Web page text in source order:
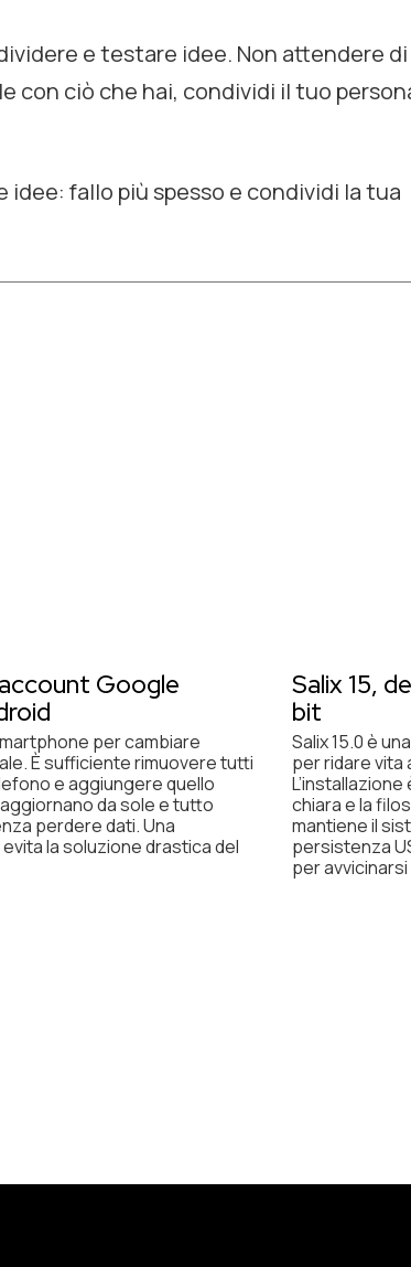
e testare idee. Non attendere di
con ciò che hai, condividi il tuo
fallo più spesso e condividi la tua
Google
per cambiare
È sufficiente rimuovere tutti
e aggiungere quello
da sole e tutto
perdere dati. Una
la soluzione drastica del
Salix 15,
bit
Salix 15.0 è
per ridare vita
chiara e la
mantiene il
persistenza
per